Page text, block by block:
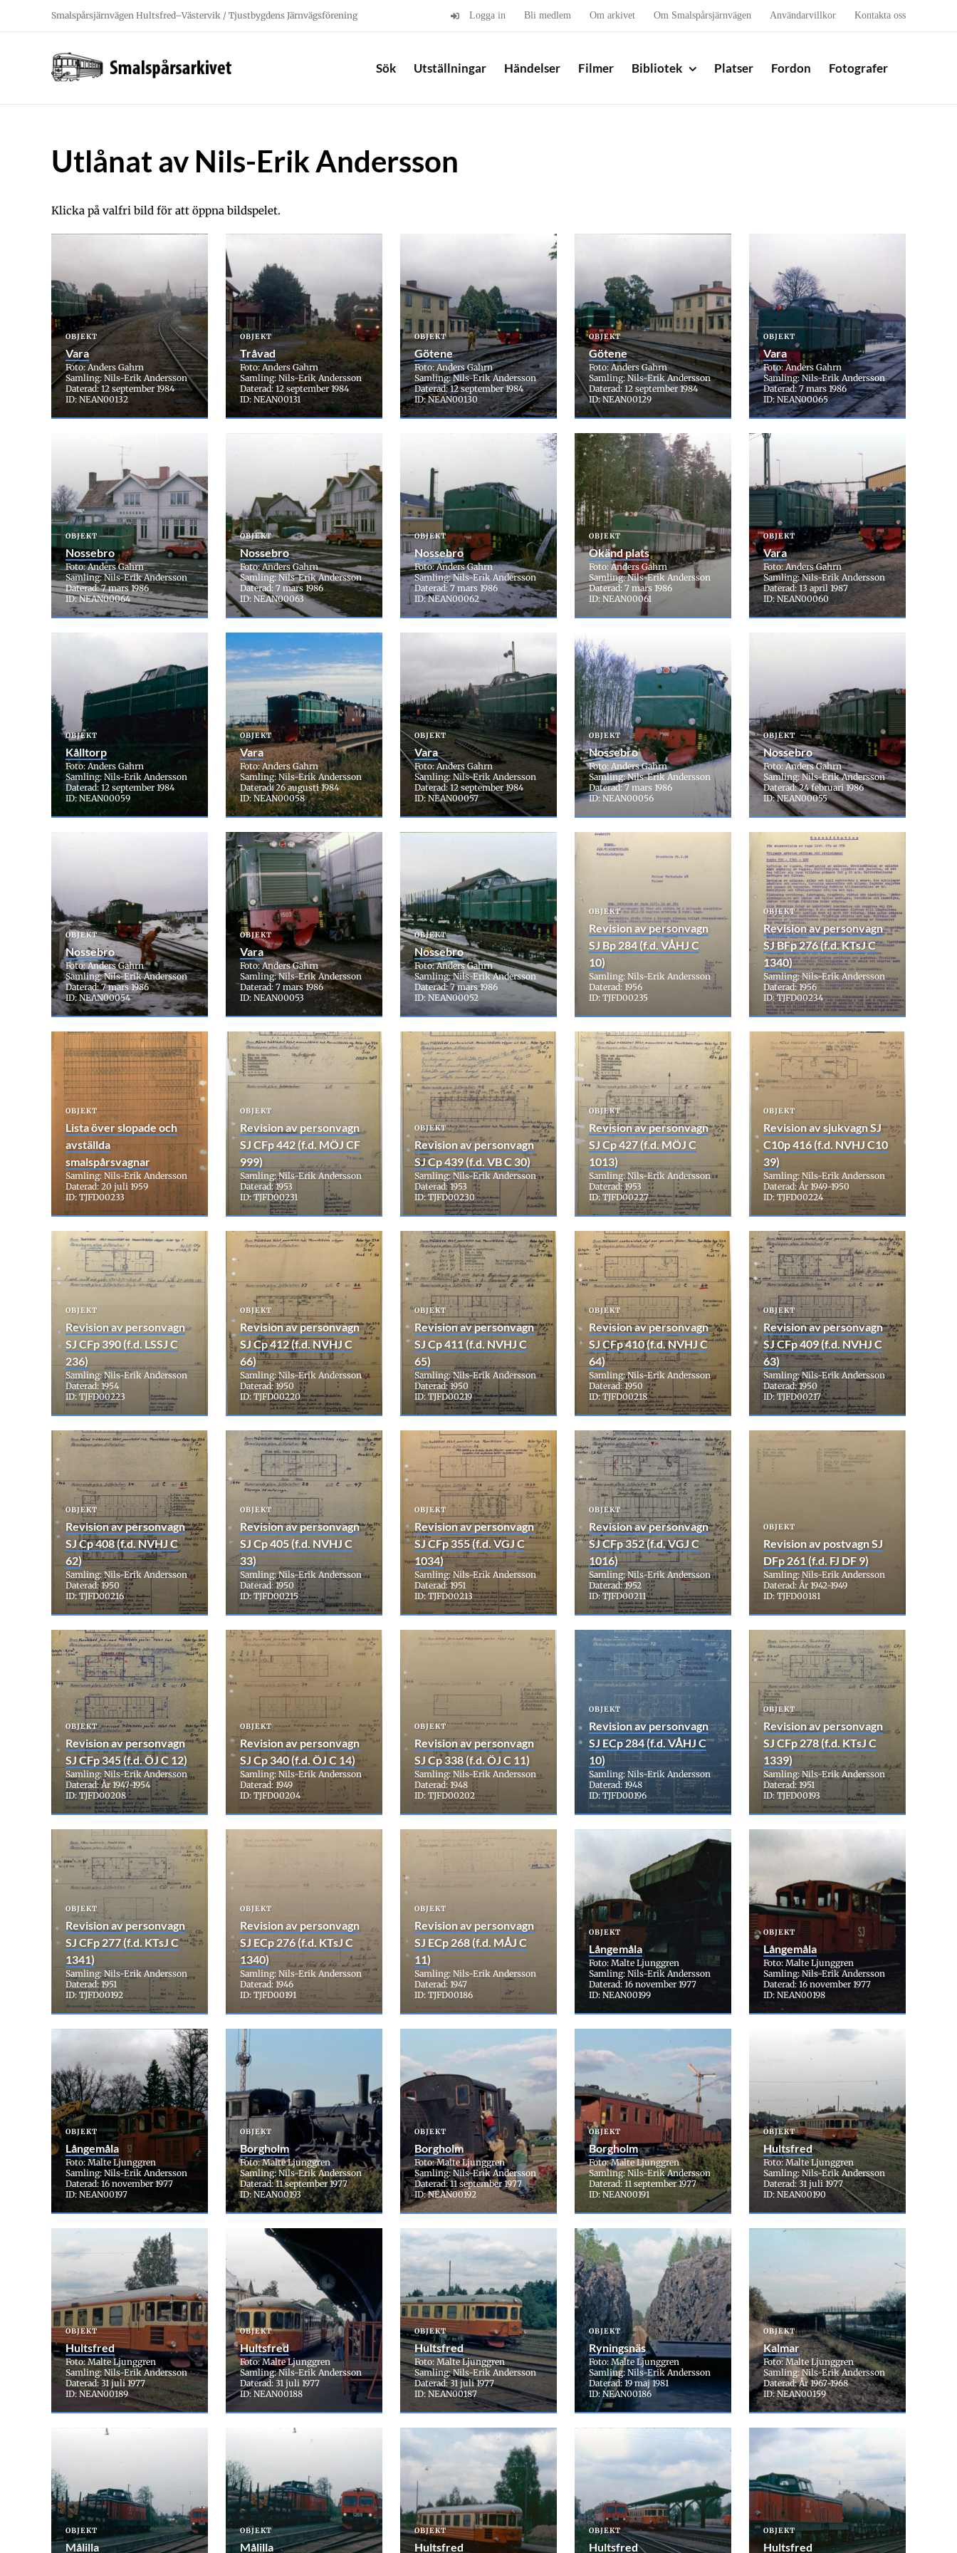
Smalspårsjärnvägen Hultsfred–Västervik / Tjustbygdens Järnvägsförening Logga in Bli medlem Om arkivet Om Smalspårsjärnvägen Användarvillkor Kontakta oss
Sök Utställningar Händelser Filmer Bibliotek Platser Fordon Fotografer
Utlånat av Nils-Erik Andersson
Klicka på valfri bild för att öppna bildspelet.
OBJEKT
Vara
Foto: Anders Gahrn
Samling: Nils-Erik Andersson
Daterad: 12 september 1984
ID: NEAN00132
OBJEKT
Tråvad
Foto: Anders Gahrn
Samling: Nils-Erik Andersson
Daterad: 12 september 1984
ID: NEAN00131
OBJEKT
Götene
Foto: Anders Gahrn
Samling: Nils-Erik Andersson
Daterad: 12 september 1984
ID: NEAN00130
OBJEKT
Götene
Foto: Anders Gahrn
Samling: Nils-Erik Andersson
Daterad: 12 september 1984
ID: NEAN00129
OBJEKT
Vara
Foto: Anders Gahrn
Samling: Nils-Erik Andersson
Daterad: 7 mars 1986
ID: NEAN00065
OBJEKT
Nossebro
Foto: Anders Gahrn
Samling: Nils-Erik Andersson
Daterad: 7 mars 1986
ID: NEAN00064
OBJEKT
Nossebro
Foto: Anders Gahrn
Samling: Nils-Erik Andersson
Daterad: 7 mars 1986
ID: NEAN00063
OBJEKT
Nossebro
Foto: Anders Gahrn
Samling: Nils-Erik Andersson
Daterad: 7 mars 1986
ID: NEAN00062
OBJEKT
Okänd plats
Foto: Anders Gahrn
Samling: Nils-Erik Andersson
Daterad: 7 mars 1986
ID: NEAN00061
OBJEKT
Vara
Foto: Anders Gahrn
Samling: Nils-Erik Andersson
Daterad: 13 april 1987
ID: NEAN00060
OBJEKT
Kålltorp
Foto: Anders Gahrn
Samling: Nils-Erik Andersson
Daterad: 12 september 1984
ID: NEAN00059
OBJEKT
Vara
Foto: Anders Gahrn
Samling: Nils-Erik Andersson
Daterad: 26 augusti 1984
ID: NEAN00058
OBJEKT
Vara
Foto: Anders Gahrn
Samling: Nils-Erik Andersson
Daterad: 12 september 1984
ID: NEAN00057
OBJEKT
Nossebro
Foto: Anders Gahrn
Samling: Nils-Erik Andersson
Daterad: 7 mars 1986
ID: NEAN00056
OBJEKT
Nossebro
Foto: Anders Gahrn
Samling: Nils-Erik Andersson
Daterad: 24 februari 1986
ID: NEAN00055
OBJEKT
Nossebro
Foto: Anders Gahrn
Samling: Nils-Erik Andersson
Daterad: 7 mars 1986
ID: NEAN00054
OBJEKT
Vara
Foto: Anders Gahrn
Samling: Nils-Erik Andersson
Daterad: 7 mars 1986
ID: NEAN00053
OBJEKT
Nossebro
Foto: Anders Gahrn
Samling: Nils-Erik Andersson
Daterad: 7 mars 1986
ID: NEAN00052
OBJEKT
Revision av personvagn
SJ Bp 284 (f.d. VÅHJ C
10)
Samling: Nils-Erik Andersson
Daterad: 1956
ID: TJFD00235
OBJEKT
Revision av personvagn
SJ BFp 276 (f.d. KTsJ C
1340)
Samling: Nils-Erik Andersson
Daterad: 1956
ID: TJFD00234
OBJEKT
Lista över slopade och
avställda
smalspårsvagnar
Samling: Nils-Erik Andersson
Daterad: 20 juli 1959
ID: TJFD00233
OBJEKT
Revision av personvagn
SJ CFp 442 (f.d. MÖJ CF
999)
Samling: Nils-Erik Andersson
Daterad: 1953
ID: TJFD00231
OBJEKT
Revision av personvagn
SJ Cp 439 (f.d. VB C 30)
Samling: Nils-Erik Andersson
Daterad: 1953
ID: TJFD00230
OBJEKT
Revision av personvagn
SJ Cp 427 (f.d. MÖJ C
1013)
Samling: Nils-Erik Andersson
Daterad: 1953
ID: TJFD00227
OBJEKT
Revision av sjukvagn SJ
C10p 416 (f.d. NVHJ C10
39)
Samling: Nils-Erik Andersson
Daterad: År 1949-1950
ID: TJFD00224
OBJEKT
Revision av personvagn
SJ CFp 390 (f.d. LSSJ C
236)
Samling: Nils-Erik Andersson
Daterad: 1954
ID: TJFD00223
OBJEKT
Revision av personvagn
SJ Cp 412 (f.d. NVHJ C
66)
Samling: Nils-Erik Andersson
Daterad: 1950
ID: TJFD00220
OBJEKT
Revision av personvagn
SJ Cp 411 (f.d. NVHJ C
65)
Samling: Nils-Erik Andersson
Daterad: 1950
ID: TJFD00219
OBJEKT
Revision av personvagn
SJ CFp 410 (f.d. NVHJ C
64)
Samling: Nils-Erik Andersson
Daterad: 1950
ID: TJFD00218
OBJEKT
Revision av personvagn
SJ CFp 409 (f.d. NVHJ C
63)
Samling: Nils-Erik Andersson
Daterad: 1950
ID: TJFD00217
OBJEKT
Revision av personvagn
SJ Cp 408 (f.d. NVHJ C
62)
Samling: Nils-Erik Andersson
Daterad: 1950
ID: TJFD00216
OBJEKT
Revision av personvagn
SJ Cp 405 (f.d. NVHJ C
33)
Samling: Nils-Erik Andersson
Daterad: 1950
ID: TJFD00215
OBJEKT
Revision av personvagn
SJ CFp 355 (f.d. VGJ C
1034)
Samling: Nils-Erik Andersson
Daterad: 1951
ID: TJFD00213
OBJEKT
Revision av personvagn
SJ CFp 352 (f.d. VGJ C
1016)
Samling: Nils-Erik Andersson
Daterad: 1952
ID: TJFD00211
OBJEKT
Revision av postvagn SJ
DFp 261 (f.d. FJ DF 9)
Samling: Nils-Erik Andersson
Daterad: År 1942-1949
ID: TJFD00181
OBJEKT
Revision av personvagn
SJ CFp 345 (f.d. ÖJ C 12)
Samling: Nils-Erik Andersson
Daterad: År 1947-1954
ID: TJFD00208
OBJEKT
Revision av personvagn
SJ Cp 340 (f.d. ÖJ C 14)
Samling: Nils-Erik Andersson
Daterad: 1949
ID: TJFD00204
OBJEKT
Revision av personvagn
SJ Cp 338 (f.d. ÖJ C 11)
Samling: Nils-Erik Andersson
Daterad: 1948
ID: TJFD00202
OBJEKT
Revision av personvagn
SJ ECp 284 (f.d. VÅHJ C
10)
Samling: Nils-Erik Andersson
Daterad: 1948
ID: TJFD00196
OBJEKT
Revision av personvagn
SJ CFp 278 (f.d. KTsJ C
1339)
Samling: Nils-Erik Andersson
Daterad: 1951
ID: TJFD00193
OBJEKT
Revision av personvagn
SJ CFp 277 (f.d. KTsJ C
1341)
Samling: Nils-Erik Andersson
Daterad: 1951
ID: TJFD00192
OBJEKT
Revision av personvagn
SJ ECp 276 (f.d. KTsJ C
1340)
Samling: Nils-Erik Andersson
Daterad: 1946
ID: TJFD00191
OBJEKT
Revision av personvagn
SJ ECp 268 (f.d. MÅJ C
11)
Samling: Nils-Erik Andersson
Daterad: 1947
ID: TJFD00186
OBJEKT
Långemåla
Foto: Malte Ljunggren
Samling: Nils-Erik Andersson
Daterad: 16 november 1977
ID: NEAN00199
OBJEKT
Långemåla
Foto: Malte Ljunggren
Samling: Nils-Erik Andersson
Daterad: 16 november 1977
ID: NEAN00198
OBJEKT
Långemåla
Foto: Malte Ljunggren
Samling: Nils-Erik Andersson
Daterad: 16 november 1977
ID: NEAN00197
OBJEKT
Borgholm
Foto: Malte Ljunggren
Samling: Nils-Erik Andersson
Daterad: 11 september 1977
ID: NEAN00193
OBJEKT
Borgholm
Foto: Malte Ljunggren
Samling: Nils-Erik Andersson
Daterad: 11 september 1977
ID: NEAN00192
OBJEKT
Borgholm
Foto: Malte Ljunggren
Samling: Nils-Erik Andersson
Daterad: 11 september 1977
ID: NEAN00191
OBJEKT
Hultsfred
Foto: Malte Ljunggren
Samling: Nils-Erik Andersson
Daterad: 31 juli 1977
ID: NEAN00190
OBJEKT
Hultsfred
Foto: Malte Ljunggren
Samling: Nils-Erik Andersson
Daterad: 31 juli 1977
ID: NEAN00189
OBJEKT
Hultsfred
Foto: Malte Ljunggren
Samling: Nils-Erik Andersson
Daterad: 31 juli 1977
ID: NEAN00188
OBJEKT
Hultsfred
Foto: Malte Ljunggren
Samling: Nils-Erik Andersson
Daterad: 31 juli 1977
ID: NEAN00187
OBJEKT
Ryningsnäs
Foto: Malte Ljunggren
Samling: Nils-Erik Andersson
Daterad: 19 maj 1981
ID: NEAN00186
OBJEKT
Kalmar
Foto: Malte Ljunggren
Samling: Nils-Erik Andersson
Daterad: År 1967-1968
ID: NEAN00159
OBJEKT
Målilla
OBJEKT
Målilla
OBJEKT
Hultsfred
OBJEKT
Hultsfred
OBJEKT
Hultsfred